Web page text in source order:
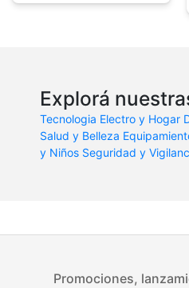
Explorá
Tecnologia Electro y Hogar
Salud y Belleza
y Niños Seguridad y
Promociones,